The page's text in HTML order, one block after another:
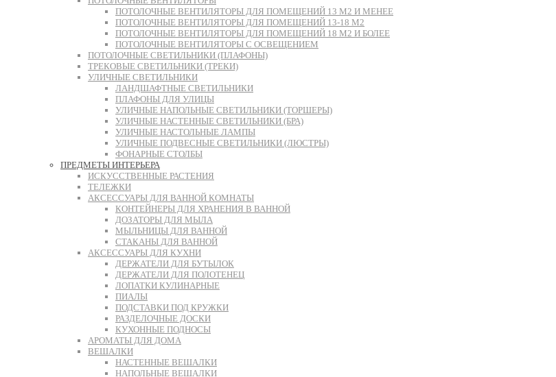
ПОТОЛОЧНЫЕ ВЕНТИЛЯТОРЫ ДЛЯ ПОМЕЩЕНИЙ 13 М2 И МЕНЕЕ
ПОТОЛОЧНЫЕ ВЕНТИЛЯТОРЫ ДЛЯ ПОМЕЩЕНИЙ 13-18 М2
ПОТОЛОЧНЫЕ ВЕНТИЛЯТОРЫ ДЛЯ ПОМЕЩЕНИЙ 18 М2 И БОЛЕЕ
ПОТОЛОЧНЫЕ ВЕНТИЛЯТОРЫ С ОСВЕЩЕНИЕМ
ПОТОЛОЧНЫЕ СВЕТИЛЬНИКИ (ПЛАФОНЫ)
ТРЕКОВЫЕ СВЕТИЛЬНИКИ (ТРЕКИ)
УЛИЧНЫЕ СВЕТИЛЬНИКИ
ЛАНДШАФТНЫЕ СВЕТИЛЬНИКИ
ПЛАФОНЫ ДЛЯ УЛИЦЫ
УЛИЧНЫЕ НАПОЛЬНЫЕ СВЕТИЛЬНИКИ (ТОРШЕРЫ)
УЛИЧНЫЕ НАСТЕННЫЕ СВЕТИЛЬНИКИ (БРА)
УЛИЧНЫЕ НАСТОЛЬНЫЕ ЛАМПЫ
УЛИЧНЫЕ ПОДВЕСНЫЕ СВЕТИЛЬНИКИ (ЛЮСТРЫ)
ФОНАРНЫЕ СТОЛБЫ
ПРЕДМЕТЫ ИНТЕРЬЕРА
ИСКУССТВЕННЫЕ РАСТЕНИЯ
ТЕЛЕЖКИ
АКСЕССУАРЫ ДЛЯ ВАННОЙ КОМНАТЫ
КОНТЕЙНЕРЫ ДЛЯ ХРАНЕНИЯ В ВАННОЙ
ДОЗАТОРЫ ДЛЯ МЫЛА
МЫЛЬНИЦЫ ДЛЯ ВАННОЙ
СТАКАНЫ ДЛЯ ВАННОЙ
АКСЕССУАРЫ ДЛЯ КУХНИ
ДЕРЖАТЕЛИ ДЛЯ БУТЫЛОК
ДЕРЖАТЕЛИ ДЛЯ ПОЛОТЕНЕЦ
ЛОПАТКИ КУЛИНАРНЫЕ
ПИАЛЫ
ПОДСТАВКИ ПОД КРУЖКИ
РАЗДЕЛОЧНЫЕ ДОСКИ
КУХОННЫЕ ПОДНОСЫ
АРОМАТЫ ДЛЯ ДОМА
ВЕШАЛКИ
НАСТЕННЫЕ ВЕШАЛКИ
НАПОЛЬНЫЕ ВЕШАЛКИ